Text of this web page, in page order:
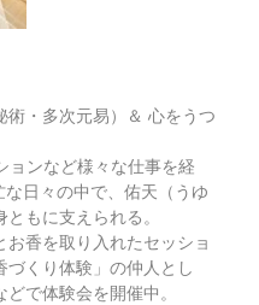
術・多次元易）＆ 心をうつ
ョンなど様々な仕事を経
日々の中で、佑天（うゆ
もに支えられる。
香を取り入れたセッショ
づくり体験」の仲人とし
で体験会を開催中。